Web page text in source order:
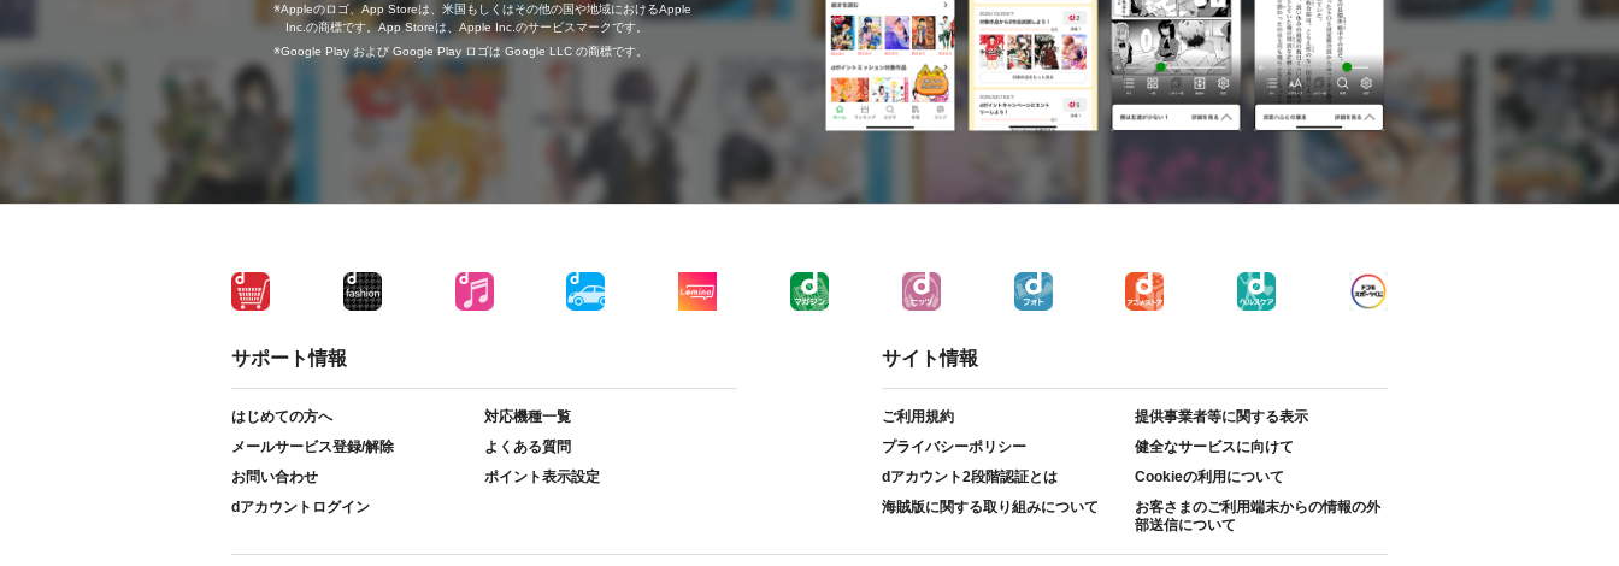
Appleのロゴ、App Storeは、米国もしくはその他の国や地域におけるApple
Inc.の商標です。App Storeは、Apple Inc.のサービスマークです。
Google Play および Google Play ロゴは Google LLC の商標です。
サポート情報
はじめての方へ
対応機種一覧
メールサービス登録/解除
よくある質問
お問い合わせ
ポイント表示設定
dアカウントログイン
サイト情報
ご利用規約
提供事業者等に関する表示
プライバシーポリシー
健全なサービスに向けて
dアカウント2段階認証とは
Cookieの利用について
海賊版に関する取り組みについて
お客さまのご利用端末からの情報の外
部送信について